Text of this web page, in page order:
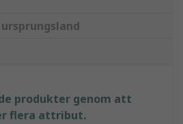
produkter genom att
flera attribut.